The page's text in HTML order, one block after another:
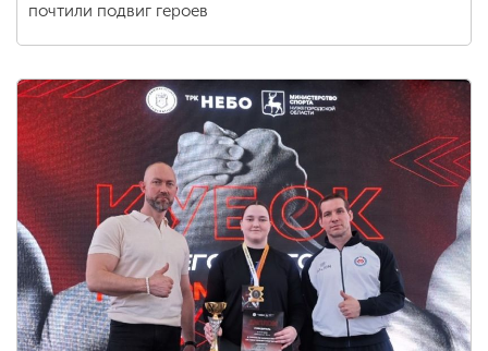
почтили подвиг героев